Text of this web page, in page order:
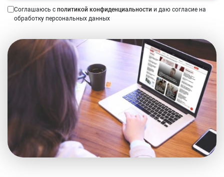
Соглашаюсь с политикой конфиденциальности и даю согласие на
обработку персональных данных